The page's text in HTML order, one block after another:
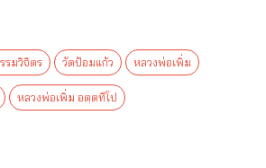
รมวิจิตร วัดป้อมแก้ว หลวงพ่อเพิ่ม
หลวงพ่อเพิ่ม อตฺตทีโป